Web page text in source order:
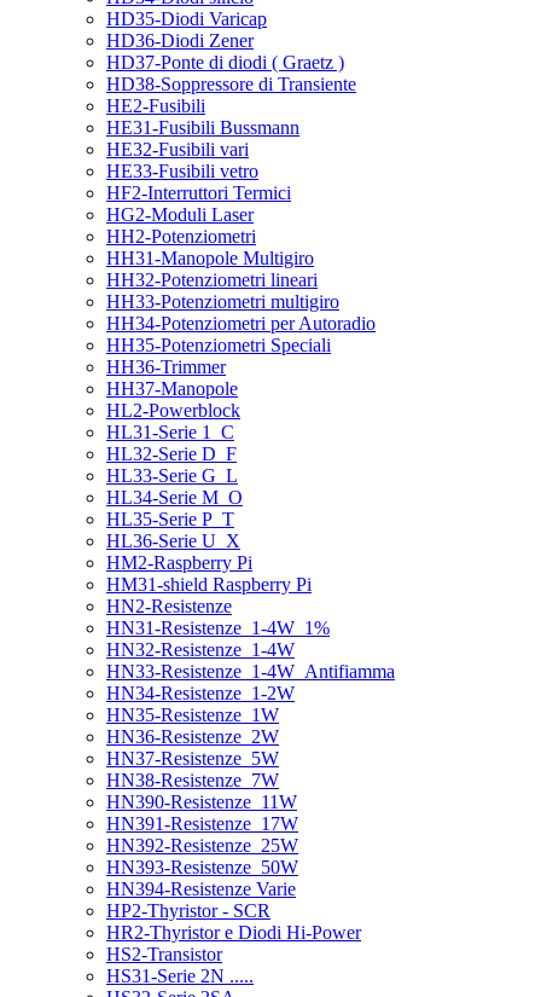
HD35-Diodi Varicap
HD36-Diodi Zener
HD37-Ponte di diodi ( Graetz )
HD38-Soppressore di Transiente
HE2-Fusibili
HE31-Fusibili Bussmann
HE32-Fusibili vari
HE33-Fusibili vetro
HF2-Interruttori Termici
HG2-Moduli Laser
HH2-Potenziometri
HH31-Manopole Multigiro
HH32-Potenziometri lineari
HH33-Potenziometri multigiro
HH34-Potenziometri per Autoradio
HH35-Potenziometri Speciali
HH36-Trimmer
HH37-Manopole
HL2-Powerblock
HL31-Serie 1_C
HL32-Serie D_F
HL33-Serie G_L
HL34-Serie M_O
HL35-Serie P_T
HL36-Serie U_X
HM2-Raspberry Pi
HM31-shield Raspberry Pi
HN2-Resistenze
HN31-Resistenze_1-4W_1%
HN32-Resistenze_1-4W
HN33-Resistenze_1-4W_Antifiamma
HN34-Resistenze_1-2W
HN35-Resistenze_1W
HN36-Resistenze_2W
HN37-Resistenze_5W
HN38-Resistenze_7W
HN390-Resistenze_11W
HN391-Resistenze_17W
HN392-Resistenze_25W
HN393-Resistenze_50W
HN394-Resistenze Varie
HP2-Thyristor - SCR
HR2-Thyristor e Diodi Hi-Power
HS2-Transistor
HS31-Serie 2N .....